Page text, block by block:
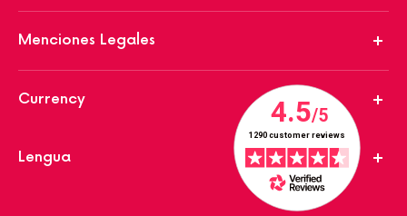
Menciones Legales
Currency
Lengua